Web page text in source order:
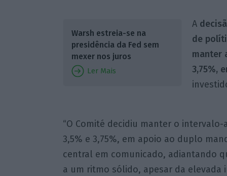
Warsh estreia-se na
presidência da Fed sem
mexer nos juros
Ler Mais
A
de
manter
3,75%,
“O Comité decidiu manter o
3,5% e 3,75%, em apoio ao duplo
central em comunicado, adiantando
a um ritmo sólido, apesar da elevada